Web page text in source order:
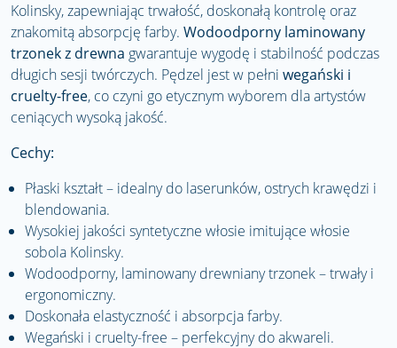
Kolinsky, zapewniając trwałość, doskonałą kontrolę oraz
znakomitą absorpcję farby. Wodoodporny laminowany
trzonek z drewna gwarantuje wygodę i stabilność podczas
długich sesji twórczych. Pędzel jest w pełni wegański i
cruelty-free, co czyni go etycznym wyborem dla artystów
ceniących wysoką jakość.
Cechy:
Płaski kształt – idealny do laserunków, ostrych krawędzi i
blendowania.
Wysokiej jakości syntetyczne włosie imitujące włosie
sobola Kolinsky.
Wodoodporny, laminowany drewniany trzonek – trwały i
ergonomiczny.
Doskonała elastyczność i absorpcja farby.
Wegański i cruelty-free – perfekcyjny do akwareli.